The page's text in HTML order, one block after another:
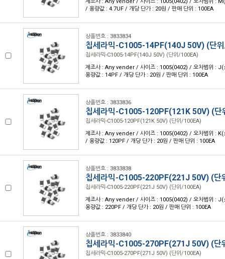
/ 용량값 : 4.7UF / 개당 단가 : 20원 / 판매 단위 : 100EA
상품번호 : 3833834
칩세라믹-C1005-14PF(140J 50V) (단
칩세라믹-C1005-14PF(140J 50V) (단위/100EA)
제조사 : Any vender / 사이즈 : 1005(0402) / 오차범위 :
용량값 : 14PF / 개당 단가 : 20원 / 판매 단위 : 100EA
상품번호 : 3833836
칩세라믹-C1005-120PF(121K 50V) (단
칩세라믹-C1005-120PF(121K 50V) (단위/100EA)
제조사 : Any vender / 사이즈 : 1005(0402) / 오차범위 :
/ 용량값 : 120PF / 개당 단가 : 20원 / 판매 단위 : 100EA
상품번호 : 3833838
칩세라믹-C1005-220PF(221J 50V) (단
칩세라믹-C1005-220PF(221J 50V) (단위/100EA)
제조사 : Any vender / 사이즈 : 1005(0402) / 오차범위 :
용량값 : 220PF / 개당 단가 : 20원 / 판매 단위 : 100EA
상품번호 : 3833840
칩세라믹-C1005-270PF(271J 50V) (단
칩세라믹-C1005-270PF(271J 50V) (단위/100EA)